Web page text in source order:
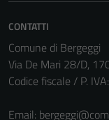
CONTATTI
Comune di Bergeggi
Via De Mari 28/D,
Codice fiscale / P.
Email: